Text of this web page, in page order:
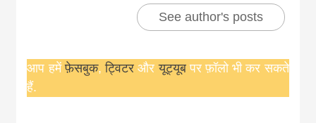
See author's posts
आप हमेंफ़ेसबुक,ट्विटरऔरयूट्यूबपर फ़ॉलो भी कर सकते
हैं.